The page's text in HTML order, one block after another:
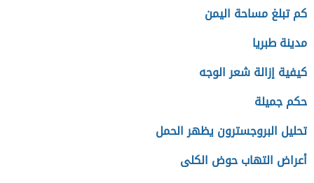
كم تبلغ مساحة اليمن
مدينة طبريا
كيفية إزالة شعر الوجه
حكم جميلة
تحليل البروجسترون يظهر الحمل
أعراض التهاب حوض الكلى